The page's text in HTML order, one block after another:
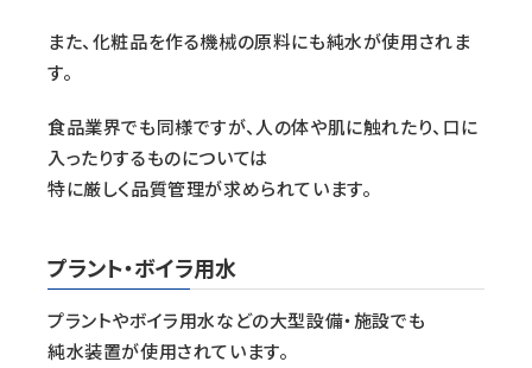
また、化粧品を作る機械の原料にも純水が使用されま
す。
食品業界でも同様ですが、人の体や肌に触れたり、口に
入ったりするものについては
特に厳しく品質管理が求められています。
プラント・ボイラ用水
プラントやボイラ用水などの大型設備・施設でも
純水装置が使用されています。